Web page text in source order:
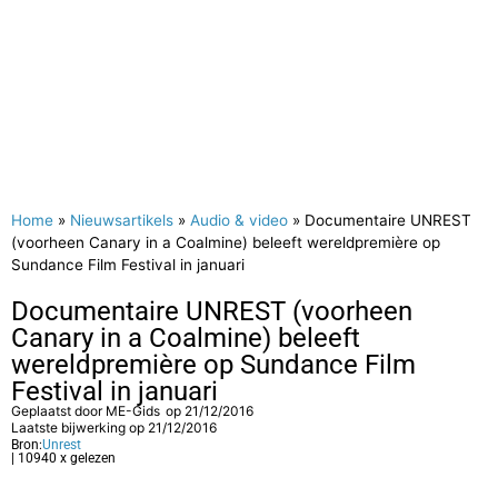
Home » Nieuwsartikels » Audio & video » Documentaire UNREST
(voorheen Canary in a Coalmine) beleeft wereldpremière op
Sundance Film Festival in januari
Documentaire UNREST (voorheen
Canary in a Coalmine) beleeft
wereldpremière op Sundance Film
Festival in januari
Geplaatst door ME-Gids op 21/12/2016
Laatste bijwerking op 21/12/2016
Bron:Unrest
| 10940 x gelezen